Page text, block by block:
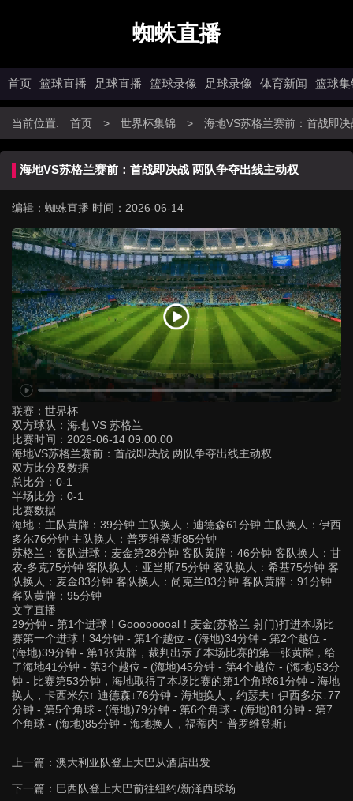
蜘蛛直播
首页 篮球直播 足球直播 篮球录像 足球录像 体育新闻 篮球集
当前位置: 首页 > 世界杯集锦 > 海地VS苏格兰赛前：首战即
海地VS苏格兰赛前：首战即决战 两队争夺出线主动权
编辑：蜘蛛直播 时间：2026-06-14
联赛： 世界杯
双方球队： 海地 VS 苏格兰
比赛时间： 2026-06-14 09:00:00
海地VS苏格兰赛前：首战即决战 两队争夺出线主动权
双方比分及数据
总比分：0-1
半场比分：0-1
比赛数据
海地：主队黄牌：39分钟 主队换人：迪德森61分钟 主队换人：伊西
多尔76分钟 主队换人：普罗维登斯85分钟
苏格兰：客队进球：麦金第28分钟 客队黄牌：46分钟 客队换人：甘
农-多克75分钟 客队换人：亚当斯75分钟 客队换人：希基75分钟 客
队换人：麦金83分钟 客队换人：尚克兰83分钟 客队黄牌：91分钟
客队黄牌：95分钟
文字直播
29分钟 - 第1个进球！Goooooooal！麦金(苏格兰 射门)打进本场比
赛第一个进球！34分钟 - 第1个越位 - (海地)34分钟 - 第2个越位 -
(海地)39分钟 - 第1张黄牌，裁判出示了本场比赛的第一张黄牌，给
了海地41分钟 - 第3个越位 - (海地)45分钟 - 第4个越位 - (海地)53分
钟 - 比赛第53分钟，海地取得了本场比赛的第1个角球61分钟 - 海地
换人，卡西米尔↑ 迪德森↓76分钟 - 海地换人，约瑟夫↑ 伊西多尔↓77
分钟 - 第5个角球 - (海地)79分钟 - 第6个角球 - (海地)81分钟 - 第7
个角球 - (海地)85分钟 - 海地换人，福蒂内↑ 普罗维登斯↓
上一篇： 澳大利亚队登上大巴从酒店出发
下一篇： 巴西队登上大巴前往纽约/新泽西球场